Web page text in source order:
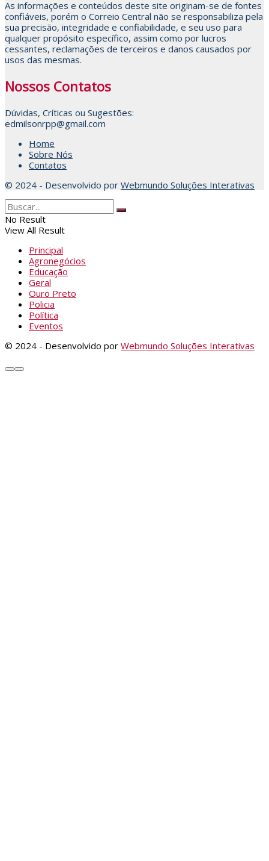
As informações e conteúdos deste site originam-se de fontes
confiáveis, porém o Correio Central não se responsabiliza pela
sua precisão, integridade e confiabilidade, e seu uso para
qualquer propósito específico, assim como por lucros
cessantes, reclamações de terceiros e danos causados por
usos das mesmas.
Nossos Contatos
Dúvidas, Críticas ou Sugestões:
edmilsonrpp@gmail.com
Home
Sobre Nós
Contatos
© 2024 - Desenvolvido por Webmundo Soluções Interativas
No Result
View All Result
Principal
Agronegócios
Educação
Geral
Ouro Preto
Policia
Política
Eventos
© 2024 - Desenvolvido por Webmundo Soluções Interativas